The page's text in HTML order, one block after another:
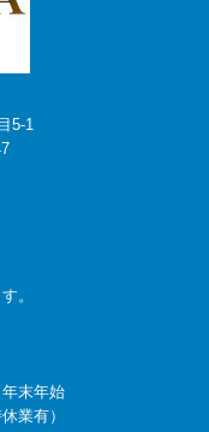
5-1
。
末年始
業有）